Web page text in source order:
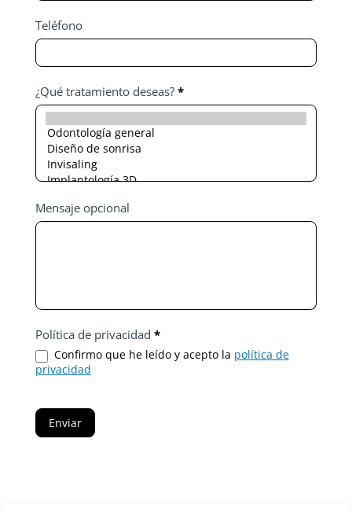
Teléfono
¿Qué tratamiento deseas? *
tratamiento
deseas?
Mensaje opcional
Política de privacidad *
Confirmo que he leído y acepto la política de
privacidad
Enviar